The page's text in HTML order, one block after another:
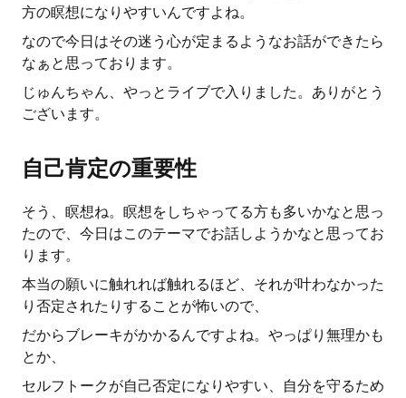
方の瞑想になりやすいんですよね。
なので今日はその迷う心が定まるようなお話ができたら
なぁと思っております。
じゅんちゃん、やっとライブで入りました。ありがとう
ございます。
自己肯定の重要性
そう、瞑想ね。瞑想をしちゃってる方も多いかなと思っ
たので、今日はこのテーマでお話しようかなと思ってお
ります。
本当の願いに触れれば触れるほど、それが叶わなかった
り否定されたりすることが怖いので、
だからブレーキがかかるんですよね。やっぱり無理かも
とか、
セルフトークが自己否定になりやすい、自分を守るため